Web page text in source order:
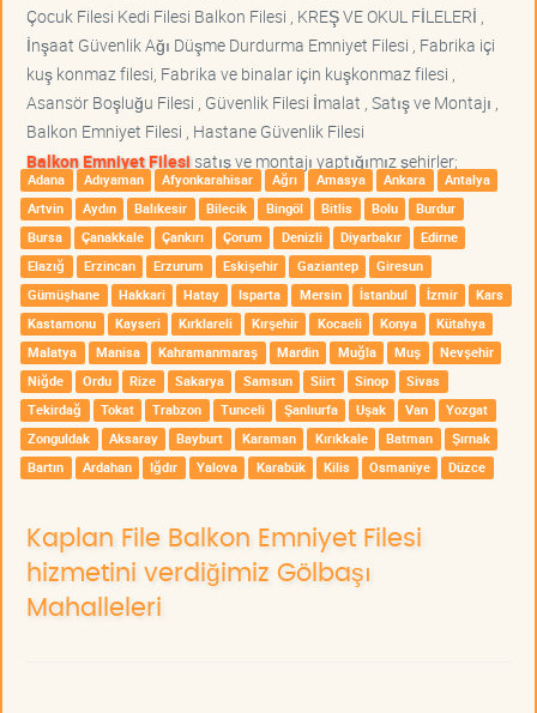
Çocuk Filesi Kedi Filesi Balkon Filesi , KREŞ VE OKUL FİLELERİ ,
İnşaat Güvenlik Ağı Düşme Durdurma Emniyet Filesi , Fabrika içi
kuş konmaz filesi, Fabrika ve binalar için kuşkonmaz filesi ,
Asansör Boşluğu Filesi , Güvenlik Filesi İmalat , Satış ve Montajı ,
Balkon Emniyet Filesi , Hastane Güvenlik Filesi
Balkon Emniyet Filesisatış ve montajı yaptığımız şehirler;
Adana Adıyaman Afyonkarahisar Ağrı Amasya Ankara
Antalya
Artvin
Aydın Balıkesir Bilecik Bingöl Bitlis Bolu
Burdur
Bursa
Çanakkale Çankırı Çorum Denizli Diyarbakır
Edirne
Elazığ
Erzincan Erzurum Eskişehir Gaziantep
Giresun
Gümüşhane
Hakkari Hatay Isparta Mersin İstanbul İzmir
Kars
Kastamonu
Kayseri Kırklareli Kırşehir Kocaeli Konya
Kütahya
Malatya
Manisa Kahramanmaraş Mardin Muğla Muş
Nevşehir
Niğde
Ordu Rize Sakarya Samsun Siirt Sinop
Sivas
Tekirdağ
Tokat Trabzon Tunceli Şanlıurfa Uşak Van
Yozgat
Zonguldak
Aksaray Bayburt Karaman Kırıkkale Batman
Şırnak
Bartın
Ardahan Iğdır Yalova Karabük Kilis Osmaniye Düzce
Kaplan File Balkon Emniyet Filesi
hizmetini verdiğimiz Gölbaşı
Mahalleleri